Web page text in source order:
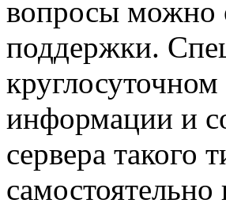
вопросы можно
поддержки.
информации и
сервера
самостоятельно